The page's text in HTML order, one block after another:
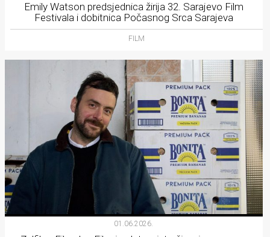
Emily Watson predsjednica žirija 32. Sarajevo Film
Festivala i dobitnica Počasnog Srca Sarajeva
FILM
01.06.2026.